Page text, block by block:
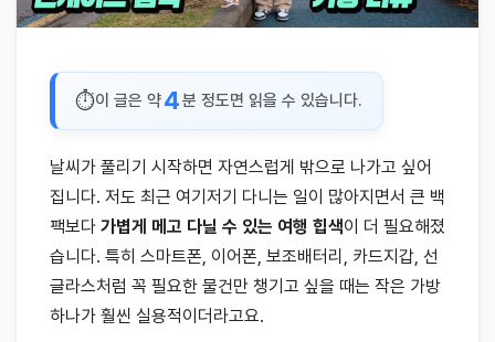
이 글은 약4분 정도면 읽을 수 있습니다.
날씨가 풀리기 시작하면 자연스럽게 밖으로 나가고 싶어
집니다. 저도 최근 여기저기 다니는 일이 많아지면서 큰 백
팩보다 가볍게 메고 다닐 수 있는 여행 힙색이 더 필요해졌
습니다. 특히 스마트폰, 이어폰, 보조배터리, 카드지갑, 선
글라스처럼 꼭 필요한 물건만 챙기고 싶을 때는 작은 가방
하나가 훨씬 실용적이더라고요.